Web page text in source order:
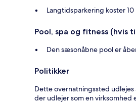
Langtidsparkering koster 10
Pool, spa og fitness (hvis
Den sæsonåbne pool er
Politikker
Dette overnatningssted
der udlejer som en virksomhed